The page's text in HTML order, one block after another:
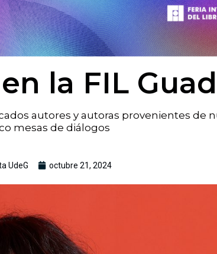
la FIL
autores y autoras provenientes de
mesas de diálogos
UdeG octubre 21, 2024